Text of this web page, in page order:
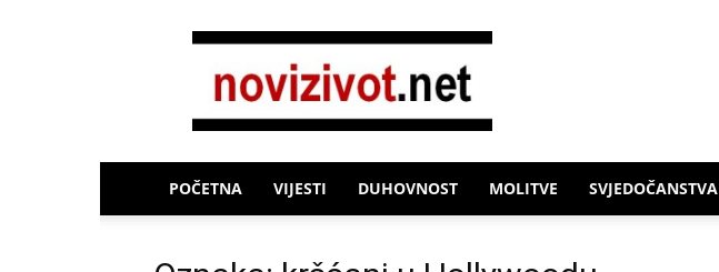
Novi
POČETNA VIJESTI DUHOVNOST MOLITVE SVJEDOČANSTVA